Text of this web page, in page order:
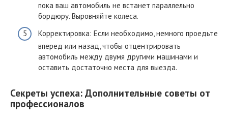
пока ваш автомобиль не встанет параллельно
бордюру. Выровняйте колеса.
Корректировка: Если необходимо, немного проедьте
вперед или назад, чтобы отцентрировать
автомобиль между двумя другими машинами и
оставить достаточно места для выезда.
Секреты успеха: Дополнительные советы от
профессионалов